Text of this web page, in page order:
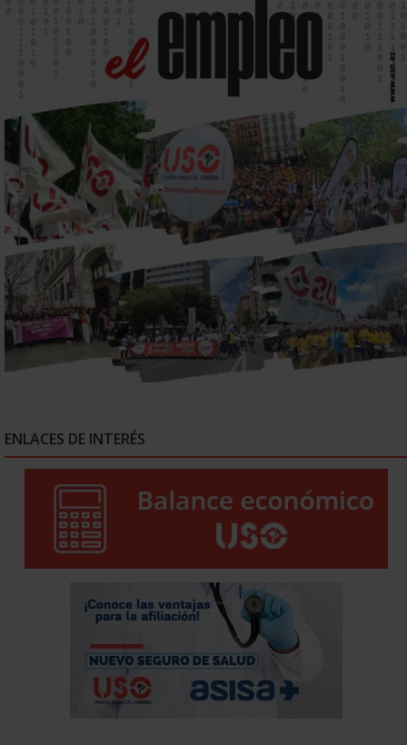
ENLACES DE INTERÉS